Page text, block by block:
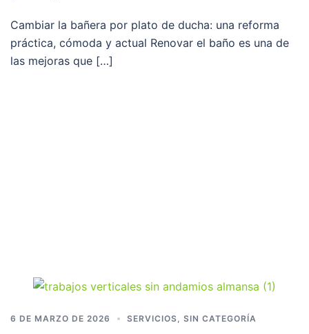
Cambiar la bañera por plato de ducha: una reforma
práctica, cómoda y actual Renovar el baño es una de
las mejoras que […]
6 DE MARZO DE 2026 SERVICIOS SIN CATEGORÍA